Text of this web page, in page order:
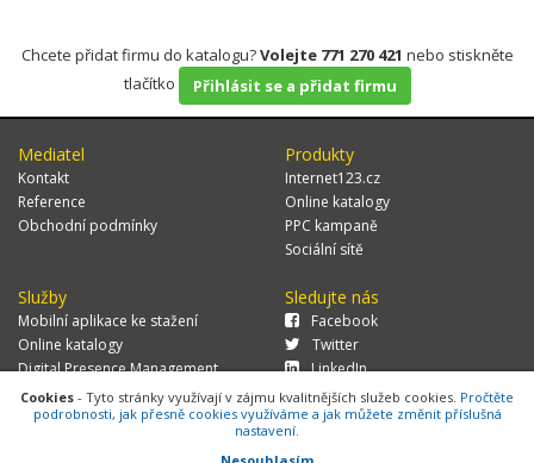
Chcete přidat firmu do katalogu?Volejte 771 270 421 nebo stiskněte
tlačítko
Přihlásit se a přidat firmu
Mediatel
Kontakt
Reference
Obchodní podmínky
Produkty
Internet123.cz
Online katalogy
PPC kampaně
Sociální sítě
Služby
Mobilní aplikace ke stažení
Online katalogy
Digital Presence Management
Více zákazníků
Sledujte nás
Facebook
Twitter
LinkedIn
Cookies - Tyto stránky využívají v zájmu kvalitnějších služeb cookies. Pročtěte
podrobnosti, jak přesně cookies využíváme a jak můžete změnit příslušná
nastavení.
Nesouhlasím